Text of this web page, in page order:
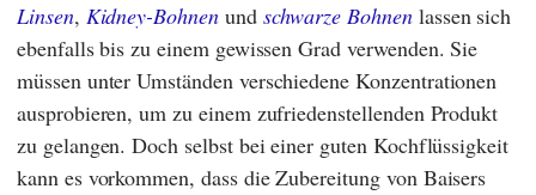
Linsen, Kidney-Bohnenund schwarze Bohnenlassen sich
ebenfalls bis zu einem gewissen Grad verwenden. Sie
müssen unter Umständen verschiedene Konzentrationen
ausprobieren, um zu einem zufriedenstellenden Produkt
zu gelangen. Doch selbst bei einer guten Kochflüssigkeit
kann es vorkommen, dass die Zubereitung von Baisers